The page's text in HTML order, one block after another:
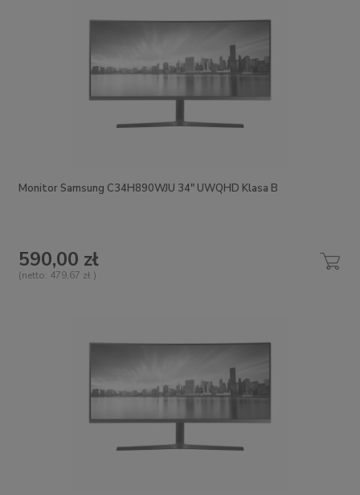
Monitor Samsung C34H890WJU 34" UWQHD Klasa B
590,00 zł
(netto: 479,67 zł )